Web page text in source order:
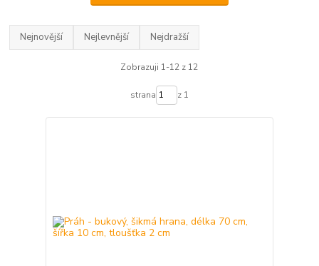
Nejnovější Nejlevnější Nejdražší
Zobrazuji 1-12 z 12
strana z 1